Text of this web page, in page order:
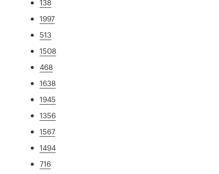
138
1997
513
1508
468
1638
1945
1356
1567
1494
716